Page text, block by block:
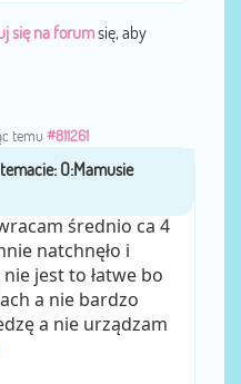
się na forumsię, aby
temu #811261
średnio ca 4
natchnęło i
jest to łatwe bo
a nie bardzo
a nie urządzam